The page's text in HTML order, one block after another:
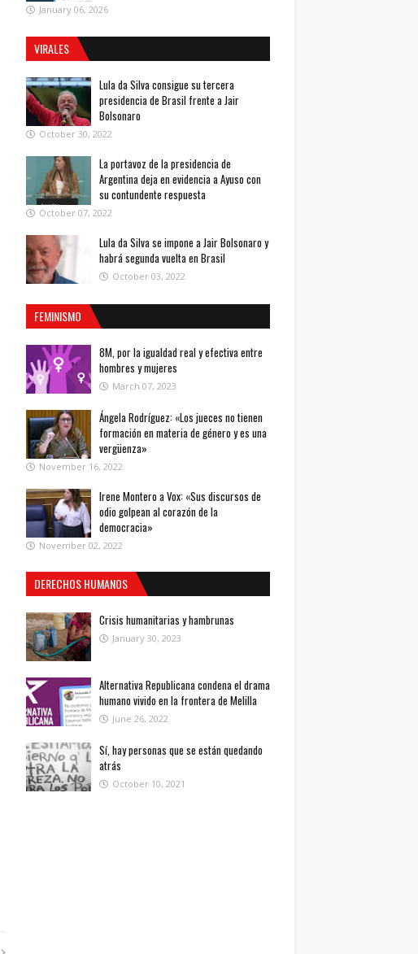
January 06, 2026
VIRALES
Lula da Silva consigue su tercera
presidencia de Brasil frente a Jair
Bolsonaro
October 30, 2022
La portavoz de la presidencia de
Argentina deja en evidencia a Ayuso con
su contundente respuesta
October 07, 2022
Lula da Silva se impone a Jair Bolsonaro y
habrá segunda vuelta en Brasil
October 03, 2022
FEMINISMO
8M, por la igualdad real y efectiva entre
hombres y mujeres
March 07, 2023
Ángela Rodríguez: «Los jueces no tienen
formación en materia de género y es una
vergüenza»
November 16, 2022
Irene Montero a Vox: «Sus discursos de
odio golpean al corazón de la
democracia»
November 02, 2022
DERECHOS HUMANOS
Crisis humanitarias y hambrunas
January 30, 2023
Alternativa Republicana condena el drama
humano vivido en la frontera de Melilla
June 26, 2022
Sí, hay personas que se están quedando
atrás
October 10, 2021